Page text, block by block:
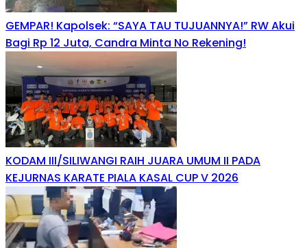
GEMPAR! Kapolsek: “SAYA TAU TUJUANNYA!” RW Akui
Bagi Rp 12 Juta, Candra Minta No Rekening!
KODAM III/SILIWANGI RAIH JUARA UMUM II PADA
KEJURNAS KARATE PIALA KASAL CUP V 2026